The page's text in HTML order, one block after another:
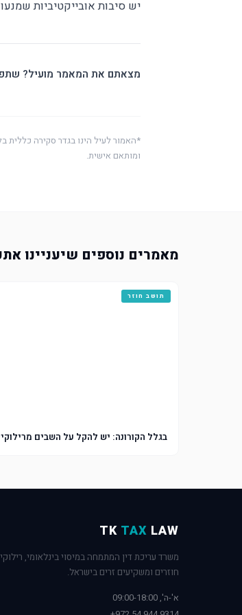
יש סיבות אובייקטיביות
מצאתם את המאמר מועיל?
*האמור לעיל הינו בגדר סקירה כללית
ומותאם אישית.
מאמרים נוספים שיעניינו
תושב חוזר
בגלל הקורונה: יש להקל על השבים
TK TAX LAW
משרד עריכת דין המתמחה במיסוי בינלאומי,
חוזרים ומשקיעים זרים בישראל.
א'-ה', 09:00-18:00